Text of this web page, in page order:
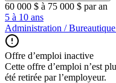
60 000 $ à 75 000 $ par an
5 à 10 ans
Administration /
Offre d’emploi inactive
Cette offre d’emploi n’est
été retirée par l’employeur.